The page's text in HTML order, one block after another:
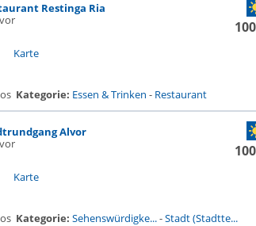
Restinga Ria
Karte
Kategorie: Essen & Trinken - Restaurant
Alvor
Karte
Kategorie: Sehenswürdigke...-Stadt (Stadtte...